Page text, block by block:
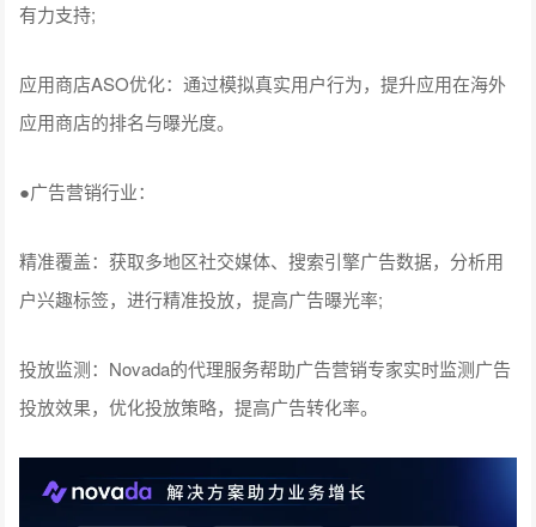
有力支持;
应用商店ASO优化：通过模拟真实用户行为，提升应用在海外
应用商店的排名与曝光度。
●广告营销行业：
精准覆盖：获取多地区社交媒体、搜索引擎广告数据，分析用
户兴趣标签，进行精准投放，提高广告曝光率;
投放监测：Novada的代理服务帮助广告营销专家实时监测广告
投放效果，优化投放策略，提高广告转化率。